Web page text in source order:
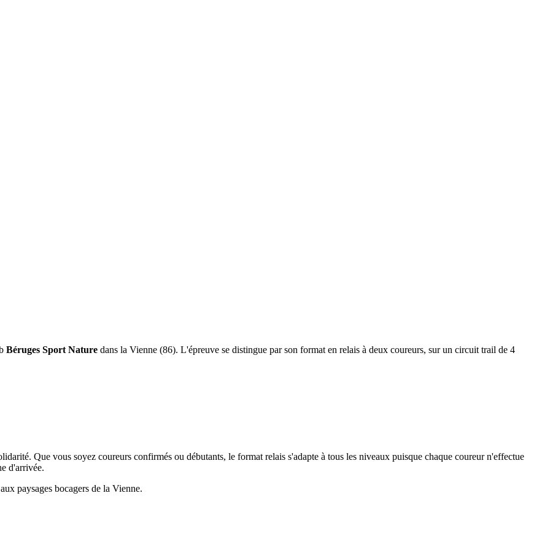
Béruges Sport Nature dans la Vienne (86). L'épreuve se distingue par son format en relais à deux coureurs, sur un circuit trail de 4
Que vous soyez coureurs confirmés ou débutants, le format relais s'adapte à tous les niveaux puisque chaque coureur n'effectue
d'arrivée.
paysages bocagers de la Vienne.